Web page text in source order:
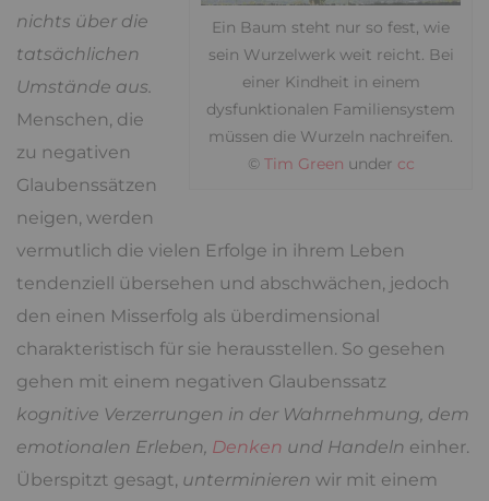
Ein Baum steht nur so fest, wie
sein Wurzelwerk weit reicht. Bei
einer Kindheit in einem
dysfunktionalen Familiensystem
müssen die Wurzeln nachreifen.
© Tim Green under cc
nichts über die
tatsächlichen
Umstände aus.
Menschen, die
zu negativen
Glaubenssätzen
neigen, werden
vermutlich die vielen Erfolge in ihrem Leben
tendenziell übersehen und abschwächen, jedoch
den einen Misserfolg als überdimensional
charakteristisch für sie herausstellen. So gesehen
gehen mit einem negativen Glaubenssatz
kognitive Verzerrungen in der Wahrnehmung, dem
emotionalen Erleben, Denken und Handeln einher.
Überspitzt gesagt, unterminieren wir mit einem